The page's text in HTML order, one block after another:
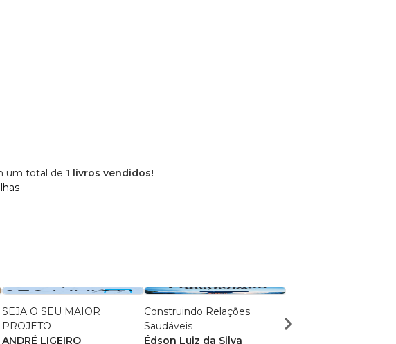
um total de 1 livros vendidos!
SEJA O SEU MAIOR
PROJETO
ANDRÉ LIGEIRO
Construindo Relações
Saudáveis
Édson Luiz da Silva
Princípios para o